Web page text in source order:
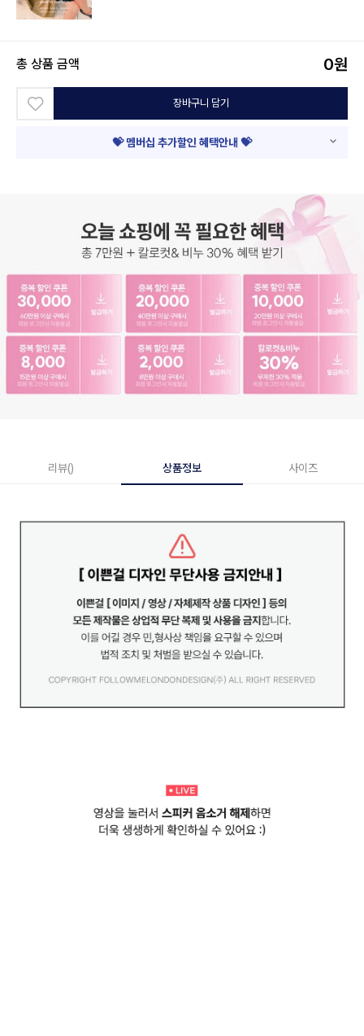
총 상품 금액 0원
장바구니 담기
💝 멤버십 추가할인 혜택안내 💝
리뷰() 상품정보 사이즈